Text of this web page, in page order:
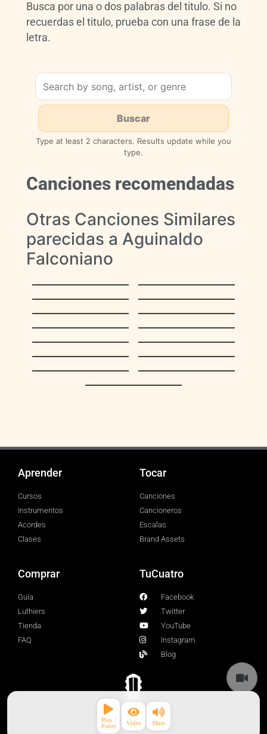
Busca por una o dos palabras del titulo. Si no
recuerdas el titulo, prueba con una frase de la
letra.
Type at least 2 characters. Results update while you
type.
Canciones recomendadas
Otras Canciones Similares
parecidas a Aguinaldo
Falconiano
Tucusito
doce
Cantemos
La Barca de Oro
Casta Paloma
Burrito Sabanero
El Niño del Ávila
ofrecí
pesebre
Qué gran tradición
Nicolás?
Callao
Carupanero
Espléndida noche
Esta bella noche
Aprender
Cursos
Instrumentos
Acordes
Clases
Tocar
Canciones
Cancioneros
Escalas
Brand Assets
Comprar
Guía
Luthiers
Tienda
FAQ
TuCuatro
Facebook
Twitter
YouTube
Instagram
Blog
© 2026 TuCuatro Corp. All rights Reserved.